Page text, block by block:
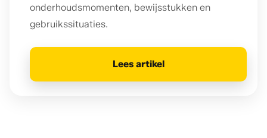
onderhoudsmomenten, bewijsstukken en
gebruikssituaties.
Lees artikel